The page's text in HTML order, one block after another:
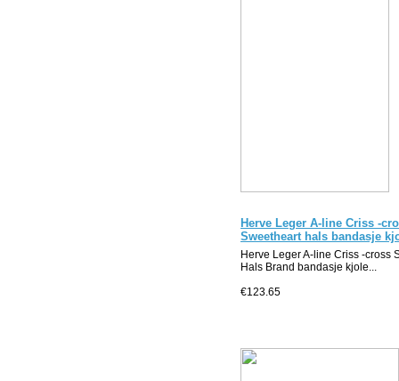
Herve Leger A-line Criss -
Sweetheart hals bandasje
Herve Leger A-line Criss -cross
Hals Brand bandasje kjole...
€123.65